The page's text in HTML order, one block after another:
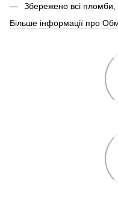
Збережено всі пломби,
Більше інформації про